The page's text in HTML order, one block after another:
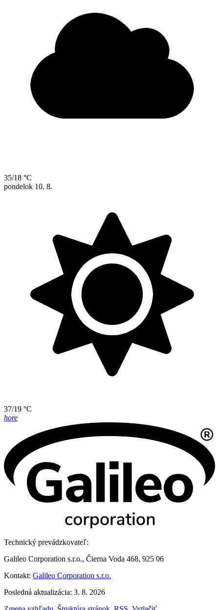
35/18 °C
pondelok 10. 8.
37/19 °C
hore
Technický prevádzkovateľ:
Galileo Corporation s.r.o., Čierna Voda 468, 925 06
Kontakt: Galileo Corporation s.r.o.
Posledná aktualizácia: 3. 8. 2026